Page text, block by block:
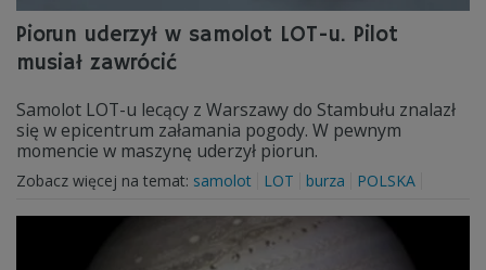
Piorun uderzył w samolot LOT-u. Pilot
musiał zawrócić
Samolot LOT-u lecący z Warszawy do Stambułu znalazł
się w epicentrum załamania pogody. W pewnym
momencie w maszynę uderzył piorun.
Zobacz więcej na temat: samolot LOT burza POLSKA